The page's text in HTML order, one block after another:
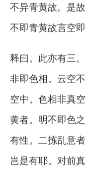
不异青黄故。是
不即青黄故言空
释曰。此亦有三
非即色相。云空
空中。色相非真
黄者。明不即色
有性。二拣乱意
岂是有耶。对前